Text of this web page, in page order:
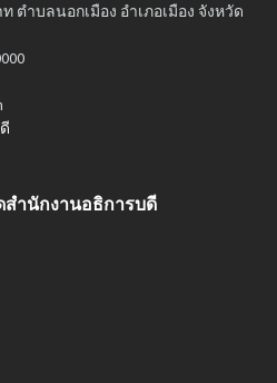
ตำบลนอกเมือง อำเภอเมือง จังหวัด
ำนักงานอธิการบดี